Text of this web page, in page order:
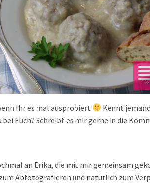
Ihr es mal ausprobiert
Kennt
Euch? Schreibt es mir gerne in die
an Erika, die mit mir gemeinsam
Abfotografieren und natürlich zum